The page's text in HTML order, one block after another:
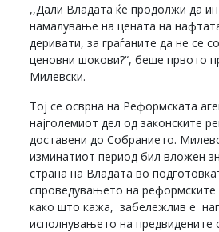
,,Дали Владата ќе продолжи да
намалување на цената на
деривати, за граѓаните да не се
ценовни шокови?“, беше првото
Милевски.
Тој се осврна на Реформската
најголемиот дел од законските
доставени до Собранието.
изминатиот период бил вложен
страна на Владата во
спроведувањето на
како што кажа, забележлив е
исполнувањето на предвидените